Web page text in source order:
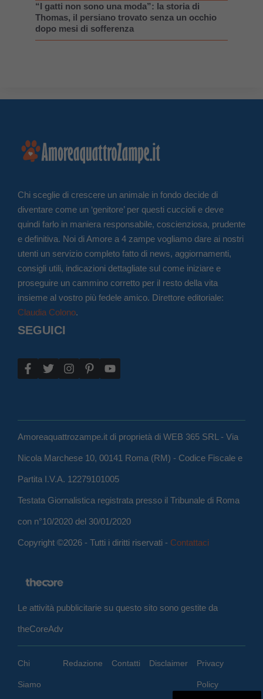
“I gatti non sono una moda”: la storia di
Thomas, il persiano trovato senza un occhio
dopo mesi di sofferenza
Chi sceglie di crescere un animale in fondo decide di
diventare come un ‘genitore’ per questi cuccioli e deve
quindi farlo in maniera responsabile, coscienziosa, prudente
e definitiva. Noi di Amore a 4 zampe vogliamo dare ai nostri
utenti un servizio completo fatto di news, aggiornamenti,
consigli utili, indicazioni dettagliate sul come iniziare e
proseguire un cammino corretto per il resto della vita
insieme al vostro più fedele amico. Direttore editoriale:
Claudia Colono.
SEGUICI
Amoreaquattrozampe.it di proprietà di WEB 365 SRL - Via
Nicola Marchese 10, 00141 Roma (RM) - Codice Fiscale e
Partita I.V.A. 12279101005
Testata Giornalistica registrata presso il Tribunale di Roma
con n°10/2020 del 30/01/2020
Copyright ©2026 - Tutti i diritti riservati - Contattaci
Le attività pubblicitarie su questo sito sono gestite da
theCoreAdv
Chi
Siamo
Redazione Contatti Disclaimer Privacy
Policy